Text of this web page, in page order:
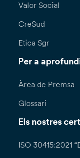
Valor Social
CreSud
Etica Sgr
Per a
Àrea de Premsa
Glossari
Els nostres
ISO 30415:2021